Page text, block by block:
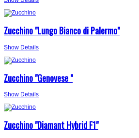
Zucchino "Lungo Bianco di Palermo"
Show Details
Zucchino "Genovese "
Show Details
Zucchino "Diamant Hybrid F1"